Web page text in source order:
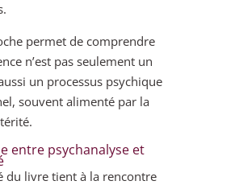
permet de comprendre
n’est pas seulement un
un processus psychique
souvent alimenté par la
entre psychanalyse et
du livre tient à la rencontre